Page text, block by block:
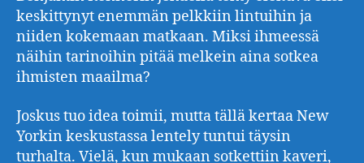
keskittynyt enemmän pelkkiin lintuihin ja
niiden kokemaan matkaan. Miksi ihmeessä
näihin tarinoihin pitää melkein aina sotkea
ihmisten maailma?
Joskus tuo idea toimii, mutta tällä kertaa New
Yorkin keskustassa lentely tuntui täysin
turhalta. Vielä, kun mukaan sotkettiin kaveri,